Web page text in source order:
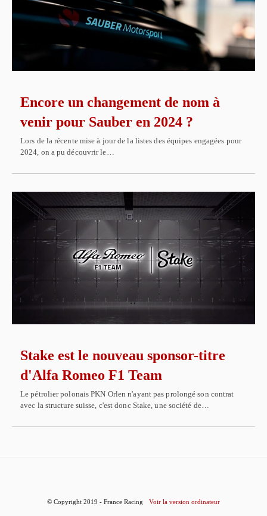
Encore un changement de nom à
venir pour Sauber en 2024 ?
Lors de la récente mise à jour de la listes des équipes engagées pour
2024, on a pu découvrir le…
Stake est le nouveau sponsor-titre
d'Alfa Romeo F1 Team
Le pétrolier polonais PKN Orlen n'ayant pas prolongé son contrat
avec la structure suisse, c'est donc Stake, une société de…
© Copyright 2019 - France Racing Voir la version ordinateur